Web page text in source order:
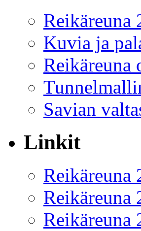
Reikäreuna
Kuvia ja
Reikäreuna
Savian
Linkit
Reikäreuna
Reikäreuna
Reikäreuna